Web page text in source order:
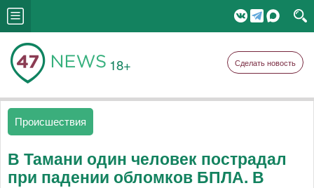
18+ Сделать новость
Происшествия
В Тамани один человек пострадал
при падении обломков БПЛА. В